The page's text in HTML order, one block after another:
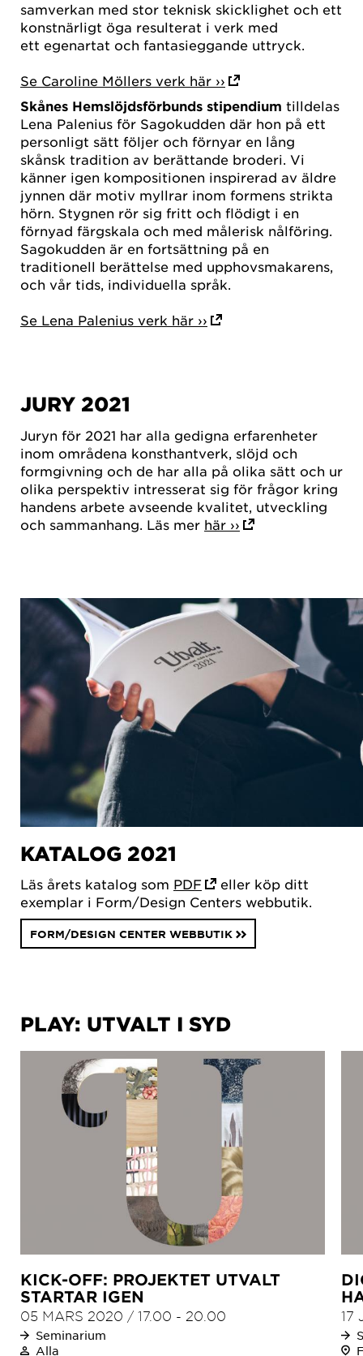
samverkan med stor teknisk skicklighet och ett
konstnärligt öga resulterat i verk med
ett egenartat och fantasieggande uttryck.
Se Caroline Möllers verk här ››
Skånes Hemslöjdsförbunds stipendium tilldelas
Lena Palenius för Sagokudden där hon på ett
personligt sätt följer och förnyar en lång
skånsk tradition av berättande broderi. Vi
känner igen kompositionen inspirerad av äldre
jynnen där motiv myllrar inom formens strikta
hörn. Stygnen rör sig fritt och flödigt i en
förnyad färgskala och med målerisk nålföring.
Sagokudden är en fortsättning på en
traditionell berättelse med upphovsmakarens,
och vår tids, individuella språk.
Se Lena Palenius verk här ››
JURY 2021
Juryn för 2021 har alla gedigna erfarenheter
inom områdena konsthantverk, slöjd och
formgivning och de har alla på olika sätt och ur
olika perspektiv intresserat sig för frågor kring
handens arbete avseende kvalitet, utveckling
och sammanhang. Läs mer här ››
KATALOG 2021
Läs årets katalog som PDF
eller köp ditt
exemplar i Form/Design Centers webbutik.
FORM/DESIGN CENTER WEBBUTIK
PLAY: UTVALT I SYD
KICK-OFF: PROJEKTET UTVALT
STARTAR IGEN
05 MARS 2020 / 17.00 - 20.00
Seminarium
Alla
17